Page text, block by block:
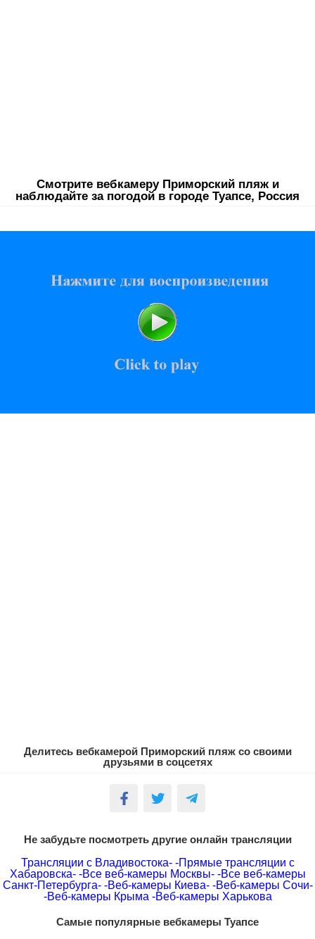
Смотрите вебкамеру Приморский пляж и
наблюдайте за погодой в городе Туапсе, Россия
Делитесь вебкамерой Приморский пляж со своими
друзьями в соцсетях
Не забудьте посмотреть другие онлайн трансляции
Трансляции с Владивостока- -Прямые трансляции с
Хабаровска- -Все веб-камеры Москвы- -Все веб-камеры
Санкт-Петербурга- -Веб-камеры Киева- -Веб-камеры Сочи-
-Веб-камеры Крыма -Веб-камеры Харькова
Самые популярные вебкамеры Туапсе